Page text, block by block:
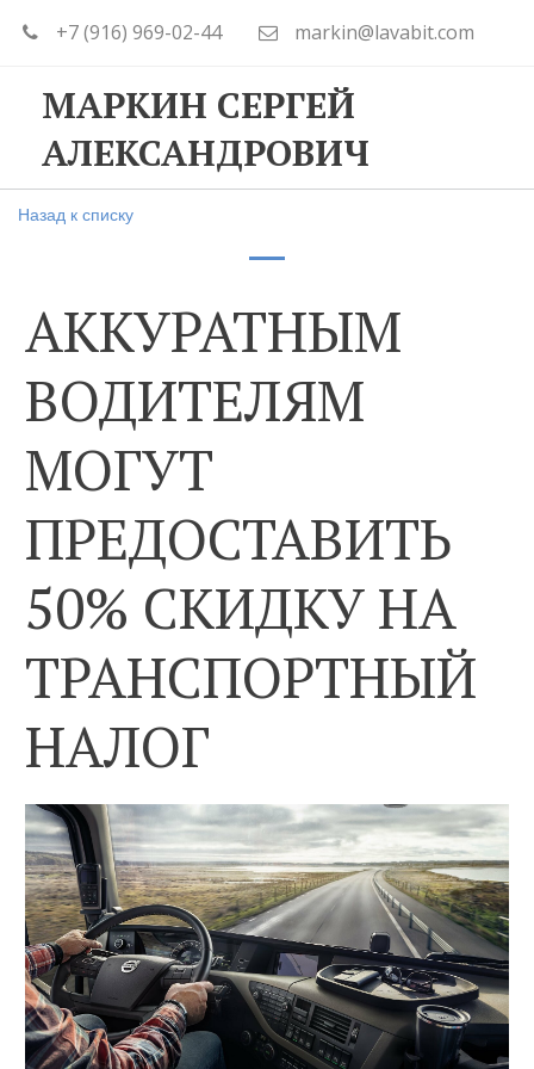
+7 (916) 969-02-44 markin@lavabit.com
МАРКИН СЕРГЕЙ
АЛЕКСАНДРОВИЧ
Назад к списку
АККУРАТНЫМ
ВОДИТЕЛЯМ
МОГУТ
ПРЕДОСТАВИТЬ
50% СКИДКУ НА
ТРАНСПОРТНЫЙ
НАЛОГ